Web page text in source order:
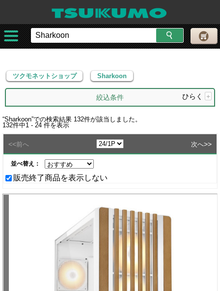
ツクモネットショップ
ツクモネットショップ Sharkoon
絞込条件 ひらく +
“Sharkoon”での検索結果 132件が該当しました。
132件中1 - 24 件を表示
<<前へ 次へ>>
並べ替え：
販売終了商品を表示しない